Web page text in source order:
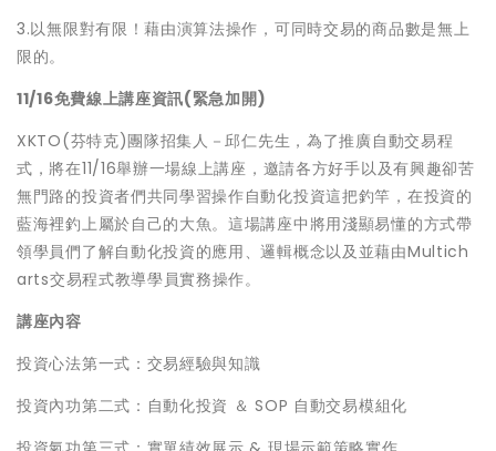
3.以無限對有限！藉由演算法操作，可同時交易的商品數是無上
限的。
11/16免費線上講座資訊(緊急加開)
XKTO(芬特克)團隊招集人－邱仁先生，為了推廣自動交易程
式，將在11/16舉辦一場線上講座，邀請各方好手以及有興趣卻苦
無門路的投資者們共同學習操作自動化投資這把釣竿，在投資的
藍海裡釣上屬於自己的大魚。這場講座中將用淺顯易懂的方式帶
領學員們了解自動化投資的應用、邏輯概念以及並藉由Multich
arts交易程式教導學員實務操作。
講座內容
投資心法第一式：交易經驗與知識
投資內功第二式：自動化投資 ＆ SOP 自動交易模組化